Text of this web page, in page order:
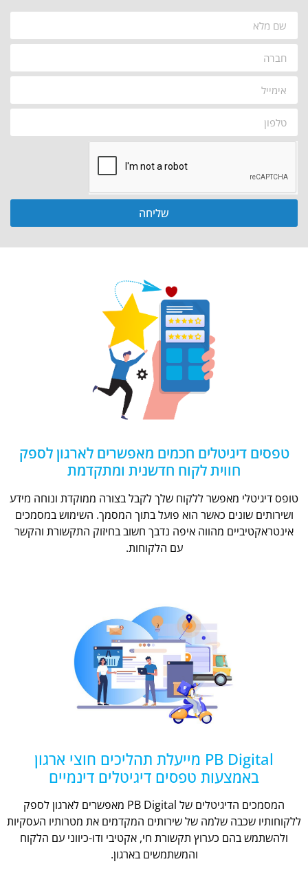
שליחה
טפסים דיגיטלים חכמים מאפשרים לארגון לספק
חווית לקוח חדשנית ומתקדמת
טופס דיגיטלי מאפשר ללקוח שלך לקבל בצורה ממוקדת ונוחה מידע
ושירותים שונים כאשר הוא פועל בתוך המסמך. השימוש במסמכים
אינטראקטיביים מהווה איפה נדבך חשוב בחיזוק התקשורת והקשר
עם הלקוחות.
PB Digital מייעלת תהליכים חוצי ארגון
באמצעות טפסים דיגיטלים דינמיים
המסמכים הדיגיטלים של PB Digital מאפשרים לארגון לספק
ללקוחותיו שכבה שלמה של שירותים המקדמים את מטרותיו העסקיות
ולהשתמש בהם כערוץ תקשורת חי, אקטיבי ודו-כיווני עם הלקוח
והמשתמשים בארגון.